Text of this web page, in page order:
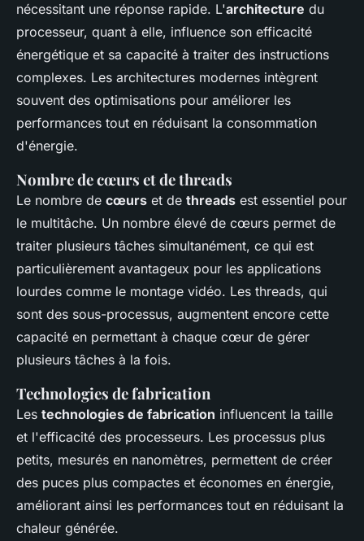
nécessitant une réponse rapide. L'architecture du
processeur, quant à elle, influence son efficacité
énergétique et sa capacité à traiter des instructions
complexes. Les architectures modernes intègrent
souvent des optimisations pour améliorer les
performances tout en réduisant la consommation
d'énergie.
Nombre de cœurs et de threads
Le nombre de cœurs et de threads est essentiel pour
le multitâche. Un nombre élevé de cœurs permet de
traiter plusieurs tâches simultanément, ce qui est
particulièrement avantageux pour les applications
lourdes comme le montage vidéo. Les threads, qui
sont des sous-processus, augmentent encore cette
capacité en permettant à chaque cœur de gérer
plusieurs tâches à la fois.
Technologies de fabrication
Les technologies de fabrication influencent la taille
et l'efficacité des processeurs. Les processus plus
petits, mesurés en nanomètres, permettent de créer
des puces plus compactes et économes en énergie,
améliorant ainsi les performances tout en réduisant la
chaleur générée.